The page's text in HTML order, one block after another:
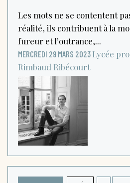
Les mots ne se contentent
réalité, ils contribuent à la
fureur et l’outrance,...
MERCREDI 29 MARS 2023 Lycée
Rimbaud Ribécourt